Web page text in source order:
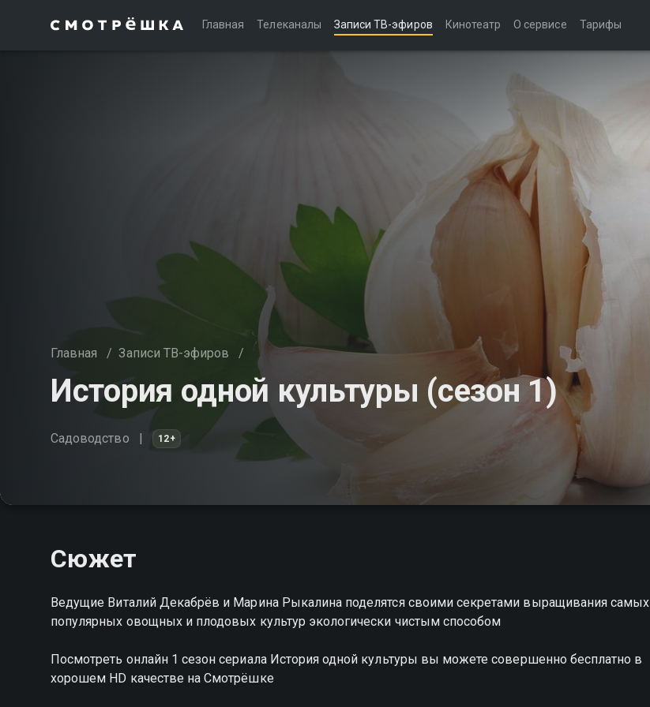
Главная Телеканалы Записи ТВ-эфиров Кинотеатр О сервисе Тарифы
Главная / Записи ТВ-эфиров /
История одной культуры (сезон 1)
Садоводство 12+
Сюжет
Ведущие Виталий Декабрёв и Марина Рыкалина поделятся своими секретами выращивания самых
популярных овощных и плодовых культур экологически чистым способом
Посмотреть онлайн 1 сезон сериала История одной культуры вы можете совершенно бесплатно в
хорошем HD качестве на Смотрёшке